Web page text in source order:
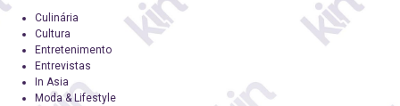
Culinária
Cultura
Entretenimento
Entrevistas
In Asia
Moda & Lifestyle